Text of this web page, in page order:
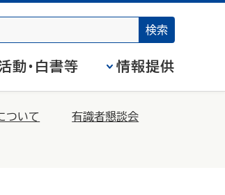
動・白書等 情報提供
ついて 有識者懇談会